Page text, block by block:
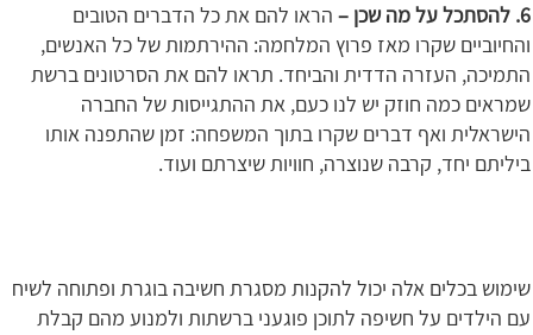
6. להסתכל על מה שכן –
הראו להם את כל הדברים הטובים
והחיוביים שקרו מאז פרוץ המלחמה: ההירתמות של כל האנשים,
התמיכה, העזרה הדדית והביחד. תראו להם את הסרטונים ברשת
שמראים כמה חוזק יש לנו כעם, את ההתגייסות של החברה
הישראלית ואף דברים שקרו בתוך המשפחה: זמן שהתפנה אותו
ביליתם יחד, קרבה שנוצרה, חוויות שיצרתם ועוד.
שימוש בכלים אלה יכול להקנות מסגרת חשיבה בוגרת ופתוחה לשיח
עם הילדים על חשיפה לתוכן פוגעני ברשתות ולמנוע מהם קבלת